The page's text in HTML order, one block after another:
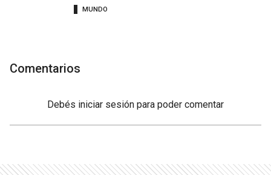
MUNDO
Comentarios
Debés iniciar sesión para poder comentar